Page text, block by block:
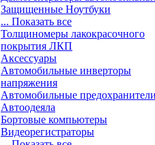
Защищенные Ноутбуки
... Показать все
Толщиномеры лакокрасочного
покрытия ЛКП
Аксессуары
Автомобильные инверторы
напряжения
Автомобильные
Автоодеяла
Бортовые компьютеры
Видеорегистраторы